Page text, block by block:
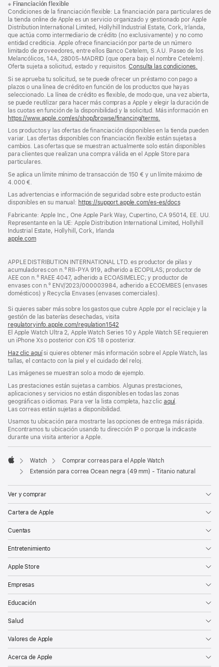
a
pie
de
página
al
pie
※ Financiación flexible
Condiciones de la financiación flexible: La financiación para particulares de
la tienda online de Apple es un servicio organizado y gestionado por Apple
Distribution International Limited, Hollyhill Industrial Estate, Cork, Irlanda,
que actúa como intermediario de crédito (no exclusivamente) y no como
entidad crediticia. Apple ofrece financiación por parte de un número
limitado de proveedores, entre ellos Banco Cetelem, S.A.U. Paseo de los
Melancólicos, 14A, 28005-MADRID (que opera bajo el nombre Cetelem).
Oferta sujeta a solicitud, estado y requisitos.Consulta las condiciones.
Si se aprueba tu solicitud, se te puede ofrecer un préstamo con pago a
plazos o una línea de crédito en función de los productos que hayas
seleccionado. La línea de crédito es flexible, de modo que, una vez abierta,
se puede reutilizar para hacer más compras a Apple y elegir la duración de
las cuotas en función de la disponibilidad y la solicitud. Más información en
https://www.apple.com/es/shop/browse/financing/terms.
Los productos y las ofertas de financiación disponibles en la tienda pueden
variar. Las ofertas disponibles con financiación flexible están sujetas a
cambios. Las ofertas que se muestran actualmente solo están disponibles
para clientes que realizan una compra válida en el Apple Store para
particulares.
Se aplica un límite mínimo de transacción de 150 € y un límite máximo de
4.000 €.
Las advertencias e información de seguridad sobre este producto están
disponibles en su manual: https://support.apple.com/es-es/docs(se
en
una
Fabricante: Apple Inc., One Apple Park Way, Cupertino, CA 95014, EE. UU.
Representante en la UE: Apple Distribution International Limited, Hollyhill
Industrial Estate, Hollyhill, Cork, Irlanda
apple.com(se
una
ventana
nueva)
APPLE DISTRIBUTION INTERNATIONAL LTD. es productor de pilas y
acumuladores con n.º RII-PYA 919, adherido a ECOPILAS; productor de
AEE con n.º RAEE 4047, adherido a ECOASIMELEC; y productor de
envases con n.º ENV/2023/000003984, adherido a ECOEMBES (envases
domésticos) y Recyclia Envases (envases comerciales).
Si quieres saber más sobre los gastos que cubre Apple por el reciclaje y la
gestión de las baterías desechadas, visita
regulatoryinfo.apple.com/regulation1542
abre
en
ventana
nueva)
El Apple Watch Ultra 2, Apple Watch Series 10 y Apple Watch SE requieren
un iPhone Xs o posterior con iOS 18 o posterior.
Haz clic aquísi quieres obtener más información sobre el Apple Watch, las
tallas, el contacto con la piel y el cuidado del reloj.
Las imágenes se muestran solo a modo de ejemplo.
Las prestaciones están sujetas a cambios. Algunas prestaciones,
aplicaciones y servicios no están disponibles en todas las zonas
geográficas o idiomas. Para ver la lista completa, haz clic aquí
Las correas están sujetas a disponibilidad.
Usamos tu ubicación para mostrarte las opciones de entrega más rápida.
Encontramos tu ubicación usando tu dirección IP o porque la indicaste
durante una visita anterior a Apple.
Apple
Watch
Comprar correas para el Apple Watch
Extensión para correa Ocean negra (49 mm) - Titanio natural
Ver y comprar
Cartera de Apple
Cuentas
Entretenimiento
Apple Store
Empresas
Educación
Salud
Valores de Apple
Acerca de Apple